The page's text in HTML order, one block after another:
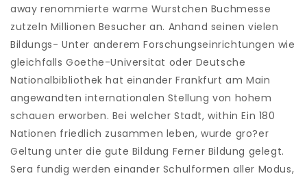
away renommierte warme Wurstchen Buchmesse
zutzeln Millionen Besucher an. Anhand seinen vielen
Bildungs- Unter anderem Forschungseinrichtungen wie
gleichfalls Goethe-Universitat oder Deutsche
Nationalbibliothek hat einander Frankfurt am Main
angewandten internationalen Stellung von hohem
schauen erworben. Bei welcher Stadt, within Ein 180
Nationen friedlich zusammen leben, wurde gro?er
Geltung unter die gute Bildung Ferner Bildung gelegt.
Sera fundig werden einander Schulformen aller Modus,